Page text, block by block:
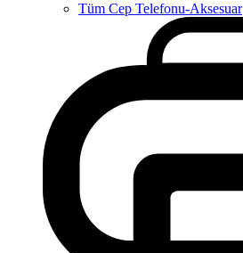
Tüm Cep Telefonu-Aksesuar